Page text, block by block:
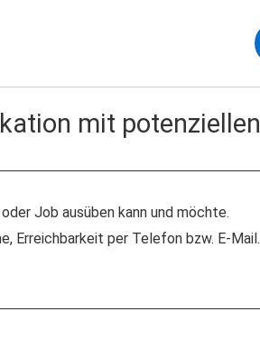
mit potenziellen
Job ausüben kann und möchte.
Erreichbarkeit per Telefon bzw. E-Mail.